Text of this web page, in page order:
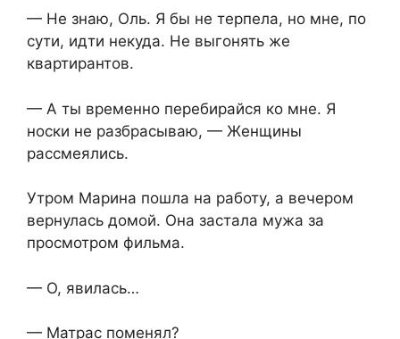
— Не знаю, Оль. Я бы не терпела, но мне, по
сути, идти некуда. Не выгонять же
квартирантов.
— А ты временно перебирайся ко мне. Я
носки не разбрасываю, — Женщины
рассмеялись.
Утром Марина пошла на работу, а вечером
вернулась домой. Она застала мужа за
просмотром фильма.
— О, явилась…
— Матрас поменял?